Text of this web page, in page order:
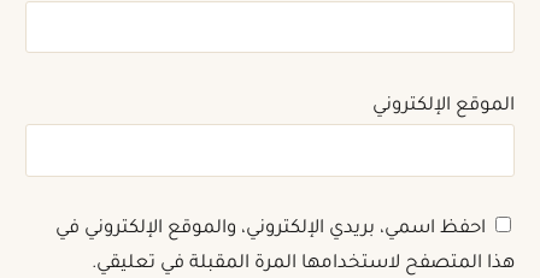
الموقع الإلكتروني
احفظ اسمي، بريدي الإلكتروني، والموقع الإلكتروني في
هذا المتصفح لاستخدامها المرة المقبلة في تعليقي.